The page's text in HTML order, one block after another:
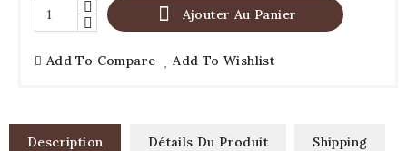
 Ajouter Au Panier
Add To Compare Add To Wishlist
Description Détails Du Produit Shipping